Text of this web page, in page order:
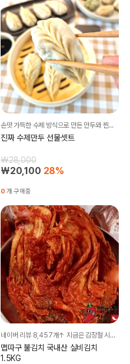
손맛 가득한 수제 방식으로 만든 만두와 찐빵은 남녀노소 누구나 안심하고 드실 수 있도록 건강하고 담백한 맛을 자랑합니다.
진짜 수제만두 선물셋트
₩28,000
₩20,100 28%
0 개 구매중
네이버 리뷰 8,457개↑ 지금은 김장철 시즌 실비김치 유명 브랜드 검증된 진짜 후기!!
맵따구 불김치 국내산 실비김치
1.5KG